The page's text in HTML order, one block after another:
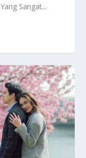
Sangat...